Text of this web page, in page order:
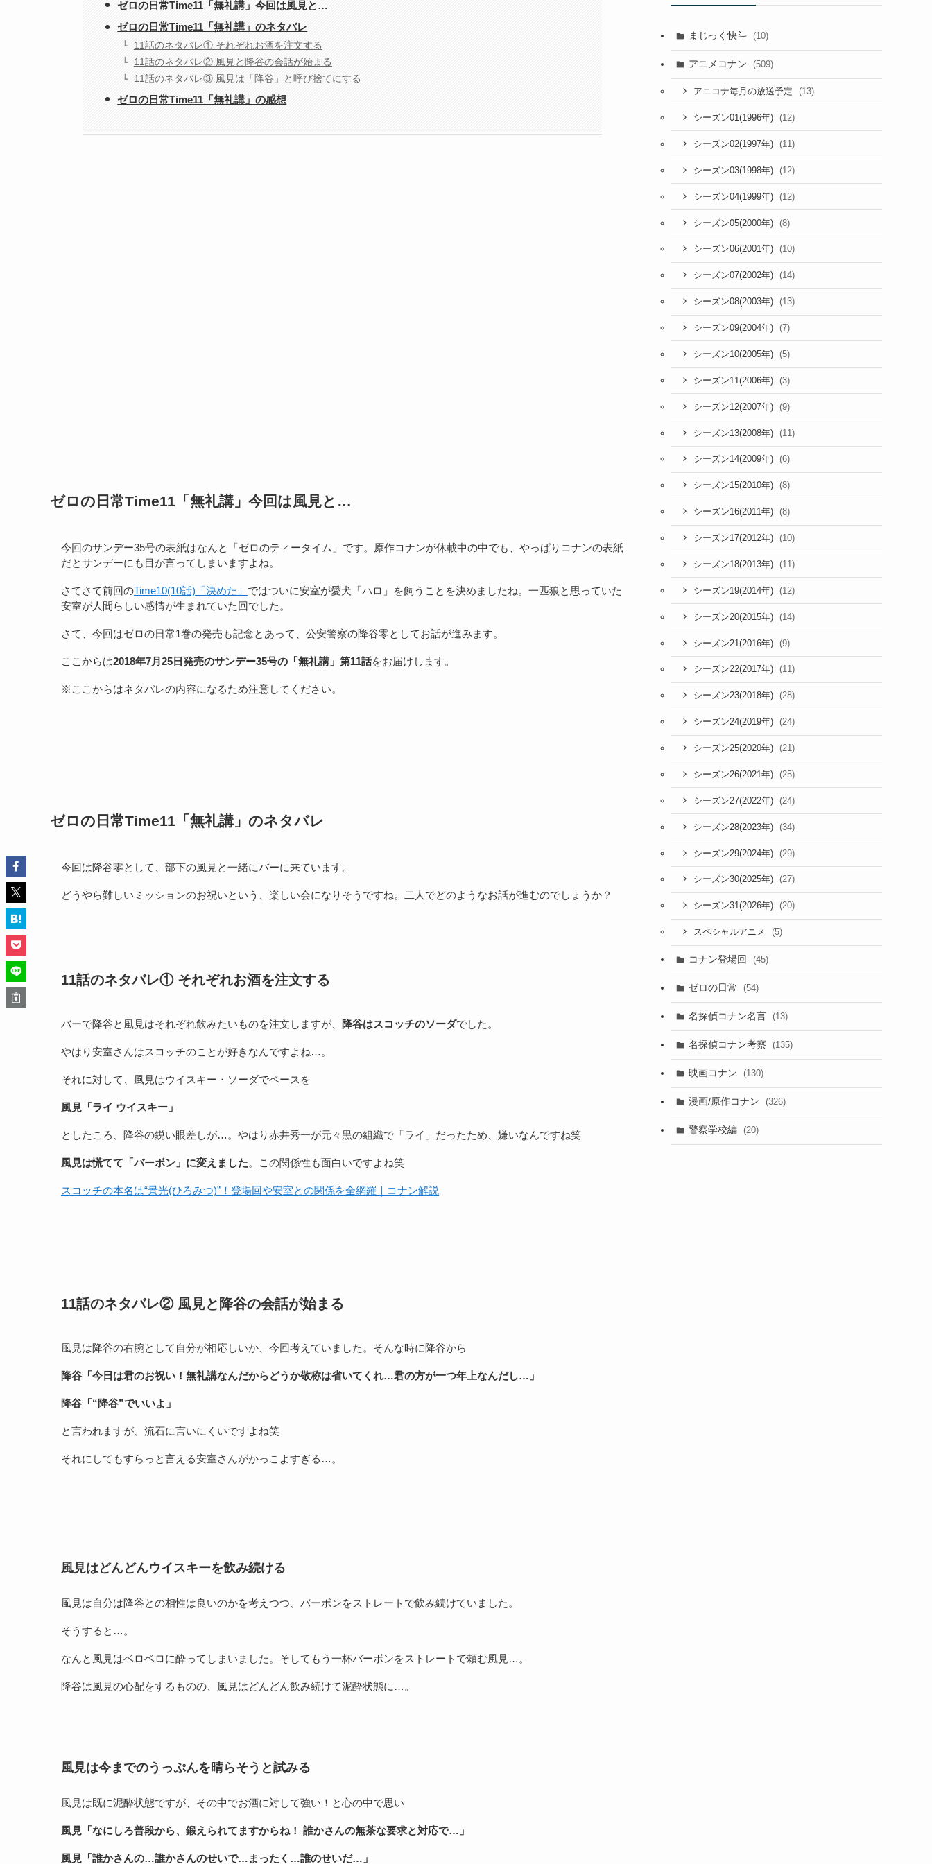
ゼロの日常Time11「無礼講」今回は風見と…
ゼロの日常Time11「無礼講」のネタバレ
11話のネタバレ① それぞれお酒を注文する
11話のネタバレ② 風見と降谷の会話が始まる
11話のネタバレ③ 風見は「降谷」と呼び捨てにする
ゼロの日常Time11「無礼講」の感想
ゼロの日常Time11「無礼講」今回は風見と…
今回のサンデー35号の表紙はなんと「ゼロのティータイム」です。原作コナンが休載中の中でも、やっぱりコナンの表紙
だとサンデーにも目が言ってしまいますよね。
さてさて前回のTime10(10話)「決めた」 ではついに安室が愛犬「ハロ」を飼うことを決めましたね。一匹狼と思っていた
安室が人間らしい感情が生まれていた回でした。
さて、今回はゼロの日常1巻の発売も記念とあって、公安警察の降谷零としてお話が進みます。
ここからは2018年7月25日発売のサンデー35号の「無礼講」第11話をお届けします。
※ここからはネタバレの内容になるため注意してください。
ゼロの日常Time11「無礼講」のネタバレ
今回は降谷零として、部下の風見と一緒にバーに来ています。
どうやら難しいミッションのお祝いという、楽しい会になりそうですね。二人でどのようなお話が進むのでしょうか？
11話のネタバレ① それぞれお酒を注文する
バーで降谷と風見はそれぞれ飲みたいものを注文しますが、 降谷はスコッチのソーダでした。
やはり安室さんはスコッチのことが好きなんですよね…。
それに対して、風見はウイスキー・ソーダでベースを
風見「ライ ウイスキー」
としたころ、降谷の鋭い眼差しが…。やはり赤井秀一が元々黒の組織で「ライ」だったため、嫌いなんですね笑
風見は慌てて「バーボン」に変えました。この関係性も面白いですよね笑
スコッチの本名は“景光(ひろみつ)”！登場回や安室との関係を全網羅｜コナン解説
11話のネタバレ② 風見と降谷の会話が始まる
風見は降谷の右腕として自分が相応しいか、今回考えていました。そんな時に降谷から
降谷「今日は君のお祝い！無礼講なんだからどうか敬称は省いてくれ…君の方が一つ年上なんだし…」
降谷「“降谷”でいいよ」
と言われますが、流石に言いにくいですよね笑
それにしてもすらっと言える安室さんがかっこよすぎる…。
風見はどんどんウイスキーを飲み続ける
風見は自分は降谷との相性は良いのかを考えつつ、バーボンをストレートで飲み続けていました。
そうすると…。
なんと風見はベロベロに酔ってしまいました。そしてもう一杯バーボンをストレートで頼む風見…。
降谷は風見の心配をするものの、風見はどんどん飲み続けて泥酔状態に…。
風見は今までのうっぷんを晴らそうと試みる
風見は既に泥酔状態ですが、その中でお酒に対して強い！と心の中で思い
風見「なにしろ普段から、鍛えられてますからね！ 誰かさんの無茶な要求と対応で…」
風見「誰かさんの…誰かさんのせいで…まったく…誰のせいだ…」
まじっく快斗 (10)
アニメコナン (509)
アニコナ毎月の放送予定 (13)
シーズン01(1996年) (12)
シーズン02(1997年) (11)
シーズン03(1998年) (12)
シーズン04(1999年) (12)
シーズン05(2000年) (8)
シーズン06(2001年) (10)
シーズン07(2002年) (14)
シーズン08(2003年) (13)
シーズン09(2004年) (7)
シーズン10(2005年) (5)
シーズン11(2006年) (3)
シーズン12(2007年) (9)
シーズン13(2008年) (11)
シーズン14(2009年) (6)
シーズン15(2010年) (8)
シーズン16(2011年) (8)
シーズン17(2012年) (10)
シーズン18(2013年) (11)
シーズン19(2014年) (12)
シーズン20(2015年) (14)
シーズン21(2016年) (9)
シーズン22(2017年) (11)
シーズン23(2018年) (28)
シーズン24(2019年) (24)
シーズン25(2020年) (21)
シーズン26(2021年) (25)
シーズン27(2022年) (24)
シーズン28(2023年) (34)
シーズン29(2024年) (29)
シーズン30(2025年) (27)
シーズン31(2026年) (20)
スペシャルアニメ (5)
コナン登場回 (45)
ゼロの日常 (54)
名探偵コナン名言 (13)
名探偵コナン考察 (135)
映画コナン (130)
漫画/原作コナン (326)
警察学校編 (20)